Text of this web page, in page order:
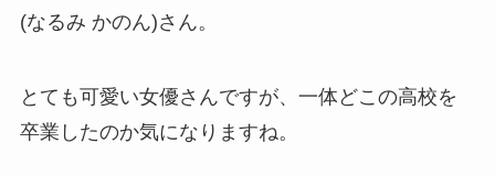
(なるみ かのん)さん。
とても可愛い女優さんですが、一体どこの高校を
卒業したのか気になりますね。